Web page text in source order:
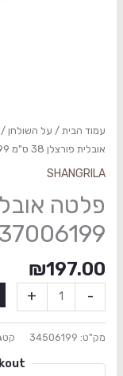
עמוד הבית/ על השולחן /
אובלית פורצלן 38 ס"מ SHANGRILA VINE 37006199
SHANGRILA
₪197.00
-
+
מק"ט: 34506199